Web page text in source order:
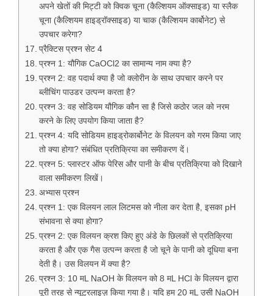
अपने खेतों की मिट्टी को क्विक चूना (कैल्शियम ऑक्साइड) या स्लैक
चूना (कैल्शियम हाइड्रॉक्साइड) या चाक (कैल्शियम कार्बोनेट) से
उपचार करेगा?
प्रैक्टिस प्रश्न सेट 4
प्रश्न 1: यौगिक CaOCl2 का सामान्य नाम क्या है?
प्रश्न 2: वह पदार्थ क्या है जो क्लोरीन के साथ उपचार करने पर
ब्लीचिंग पाउडर उत्पन्न करता है?
प्रश्न 3: वह सोडियम यौगिक कौन सा है जिसे कठोर जल को नरम
करने के लिए उपयोग किया जाता है?
प्रश्न 4: यदि सोडियम हाइड्रोकार्बोनेट के विलयन को गरम किया जाए
तो क्या होगा? संबंधित प्रतिक्रिया का समीकरण दें।
प्रश्न 5: प्लास्टर ऑफ पेरिस और पानी के बीच प्रतिक्रिया को दिखाने
वाला समीकरण लिखें।
अभ्यास प्रश्न
प्रश्न 1: एक विलयन लाल लिटमस को नीला कर देता है, इसका pH
संभावना से क्या होगा?
प्रश्न 2: एक विलयन क्रश किए हुए अंडे के छिलकों से प्रतिक्रिया
करता है और एक गैस उत्पन्न करता है जो चूने के पानी को दूधिया बना
देती है। उस विलयन में क्या है?
प्रश्न 3: 10 मL NaOH के विलयन को 8 मL HCl के विलयन द्वारा
पूरी तरह से न्यूट्रलाइज़ किया गया है। यदि हम 20 मL उसी NaOH